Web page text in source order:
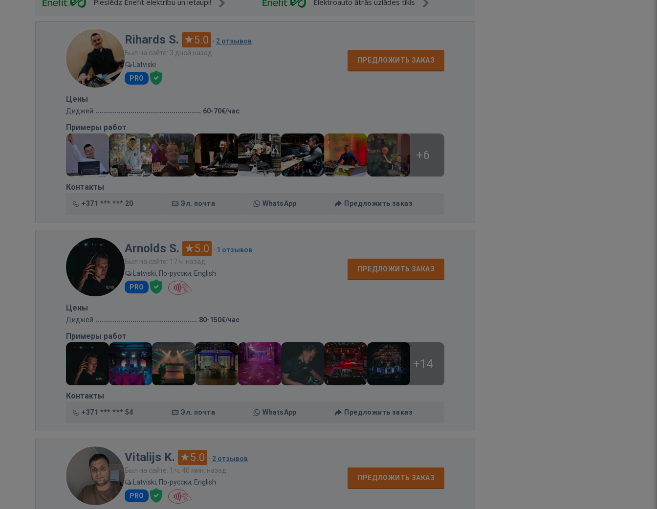
Pieslēdz Enefit elektrību un ietaupi! Elektroauto ātrās uzlādes tīkls
Rihards S. 5.0 · 2 отзывов
Был на сайте: 3 дней назад
Latviski
PRO
ПРЕДЛОЖИТЬ ЗАКАЗ
Цены
Диджей 60-70€/час
Примеры работ
+6
Контакты
+371 *** *** 20 Эл. почта WhatsApp Предложить заказ
Arnolds S. 5.0 · 1 отзывов
Был на сайте: 17 ч. назад
Latviski, По-русски, English
PRO
ПРЕДЛОЖИТЬ ЗАКАЗ
Цены
Диджей 80-150€/час
Примеры работ
+14
Контакты
+371 *** *** 54 Эл. почта WhatsApp Предложить заказ
Vitalijs K. 5.0 · 2 отзывов
Был на сайте: 1 ч. 40 мин. назад
Latviski, По-русски, English
PRO
ПРЕДЛОЖИТЬ ЗАКАЗ